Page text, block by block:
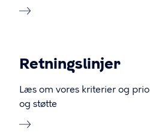
Retningslinjer
Læs om vores kriterier og
og støtte